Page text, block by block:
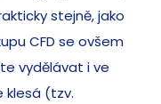
stejně, jako
CFD se ovšem
vydělávat i ve
klesá (tzv.